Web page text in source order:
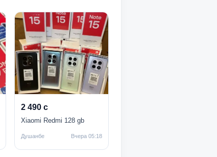
2 490 с
Xiaomi Redmi 128 gb
Душанбе Вчера 05:18